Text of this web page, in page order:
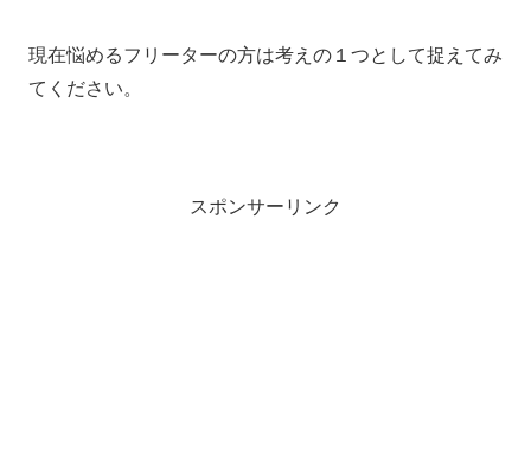
現在悩めるフリーターの方は考えの１つとして捉えてみ
てください。
スポンサーリンク